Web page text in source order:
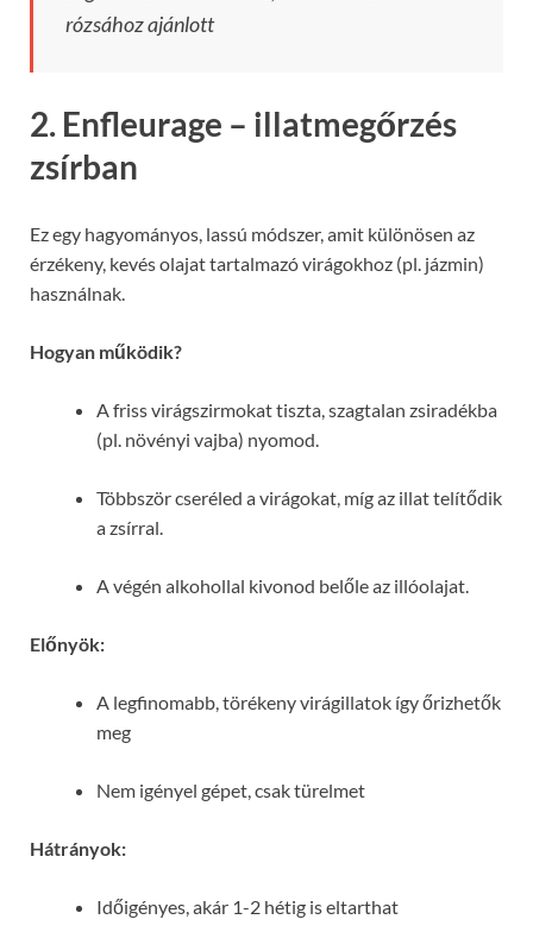
rózsához ajánlott
2. Enfleurage – illatmegőrzés
zsírban
Ez egy hagyományos, lassú módszer, amit különösen az
érzékeny, kevés olajat tartalmazó virágokhoz (pl. jázmin)
használnak.
Hogyan működik?
A friss virágszirmokat tiszta, szagtalan zsiradékba
(pl. növényi vajba) nyomod.
Többször cseréled a virágokat, míg az illat telítődik
a zsírral.
A végén alkohollal kivonod belőle az illóolajat.
Előnyök:
A legfinomabb, törékeny virágillatok így őrizhetők
meg
Nem igényel gépet, csak türelmet
Hátrányok:
Időigényes, akár 1-2 hétig is eltarthat